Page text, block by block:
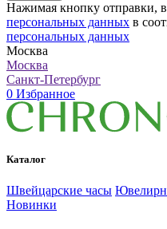
Нажимая кнопку отправки,
персональных данных в
персональных данных
Москва
Москва
Санкт-Петербург
0 Избранное
Каталог
Швейцарские часы
Новинки